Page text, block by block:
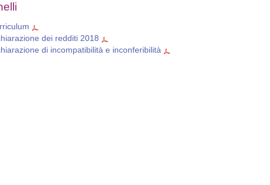
dei redditi 2018
di incompatibilità e inconferibilità